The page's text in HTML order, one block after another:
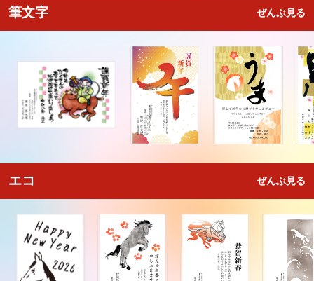
筆文字 ぜんぶ見る
エコ ぜんぶ見る